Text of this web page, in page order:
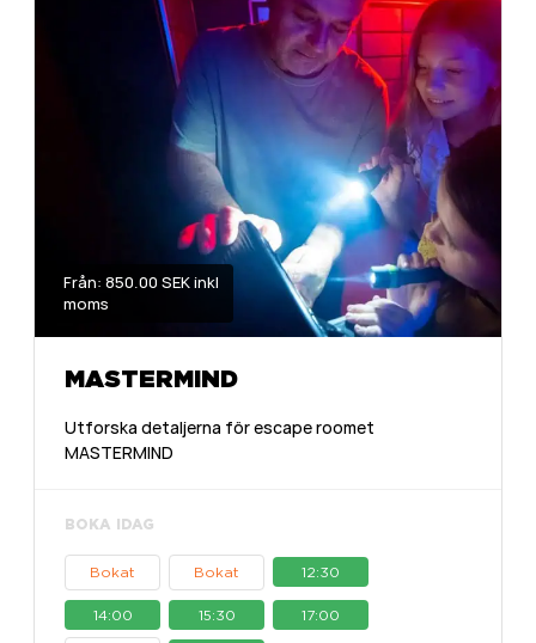
Från: 850.00 SEK inkl
moms
MASTERMIND
Utforska detaljerna för escape roomet
MASTERMIND
BOKA IDAG
Bokat Bokat 12:30
14:00 15:30 17:00